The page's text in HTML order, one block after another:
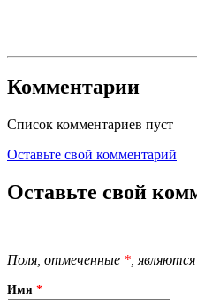
Комментарии
Список комментариев пуст
Оставьте свой комментарий
Оставьте свой
Поля, отмеченные * ,
Имя *